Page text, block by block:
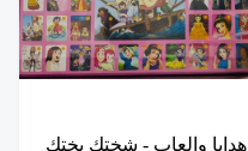
هدايا والعاب - شختك بختك